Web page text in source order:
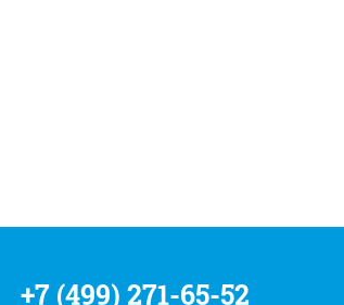
+7 (499) 271-65-52